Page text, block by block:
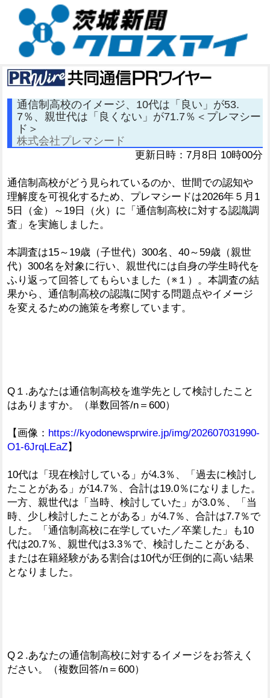
通信制高校のイメージ、10代は「良い」が53.
7％、親世代は「良くない」が71.7％＜プレマシー
ド＞
株式会社プレマシード
更新日時：7月8日 10時00分
通信制高校がどう見られているのか、世間での認知や
理解度を可視化するため、プレマシードは2026年５月1
5日（金）～19日（火）に「通信制高校に対する認識調
査」を実施しました。
本調査は15～19歳（子世代）300名、40～59歳（親世
代）300名を対象に行い、親世代には自身の学生時代を
ふり返って回答してもらいました（※１）。本調査の結
果から、通信制高校の認識に関する問題点やイメージ
を変えるための施策を考察しています。
Q１.あなたは通信制高校を進学先として検討したこと
はありますか。（単数回答/n＝600）
【画像： https://kyodonewsprwire.jp/img/202607031990-
O1-6JrqLEaZ】
10代は「現在検討している」が4.3％、「過去に検討し
たことがある」が14.7％、合計は19.0％になりました。
一方、親世代は「当時、検討していた」が3.0％、「当
時、少し検討したことがある」が4.7％、合計は7.7％で
した。「通信制高校に在学していた／卒業した」も10
代は20.7％、親世代は3.3％で、検討したことがある、
または在籍経験がある割合は10代が圧倒的に高い結果
となりました。
Q２.あなたの通信制高校に対するイメージをお答えく
ださい。（複数回答/n＝600）